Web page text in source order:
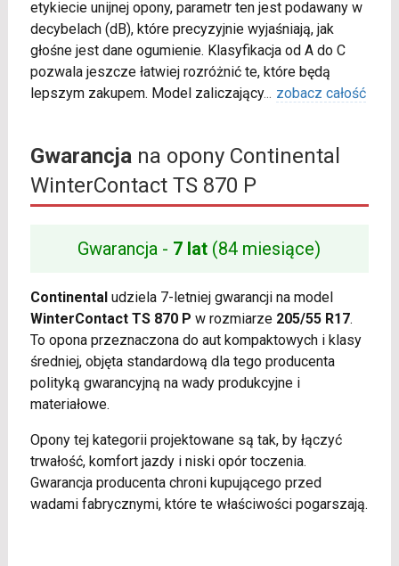
etykiecie unijnej opony, parametr ten jest podawany w
decybelach (dB), które precyzyjnie wyjaśniają, jak
głośne jest dane ogumienie. Klasyfikacja od A do C
pozwala jeszcze łatwiej rozróżnić te, które będą
lepszym zakupem. Model zaliczający... zobacz całość
Gwarancjana opony Continental
WinterContact TS 870 P
Gwarancja - 7 lat (84 miesiące)
Continentaludziela 7-letniej gwarancji na model
WinterContact TS 870 P w rozmiarze 205/55 R17.
To opona przeznaczona do aut kompaktowych i klasy
średniej, objęta standardową dla tego producenta
polityką gwarancyjną na wady produkcyjne i
materiałowe.
Opony tej kategorii projektowane są tak, by łączyć
trwałość, komfort jazdy i niski opór toczenia.
Gwarancja producenta chroni kupującego przed
wadami fabrycznymi, które te właściwości pogarszają.